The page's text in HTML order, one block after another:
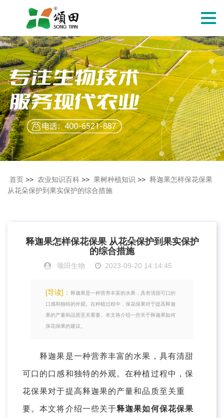
切
导
航
首页 >> 农业知识百科 >> 果树种植知识 >> 释迦果怎样保花保果
从花朵保护到果实保护的综合措施
释迦果怎样保花保果 从花朵保护到果实保护
的综合措施
颂田生物 2023-09-20 14:14:45
[导读]：
释迦果是一种营养丰富的水果，具有清甜可口的
口感和独特的外观。在种植过程中，保花保果对于提高释迦
果的产量和品质至关重要。本文将介绍一些关于释迦果如何
保花保果的建议。
释迦果是一种营养丰富的水果，具有清甜
可口的口感和独特的外观。在种植过程中，保
花保果对于提高释迦果的产量和品质至关重
要。本文将介绍一些关于释迦果如何保花保果